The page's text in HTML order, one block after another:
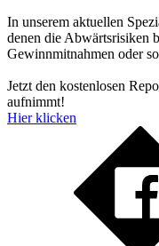
In unserem aktuellen
denen die Abwärtsrisiken
Gewinnmitnahmen oder
Jetzt den kostenlosen
aufnimmt!
Hier klicken